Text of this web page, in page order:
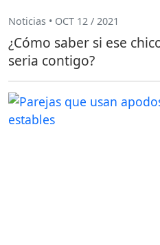
Noticias • OCT 12 / 2021
¿Cómo saber si ese
seria contigo?